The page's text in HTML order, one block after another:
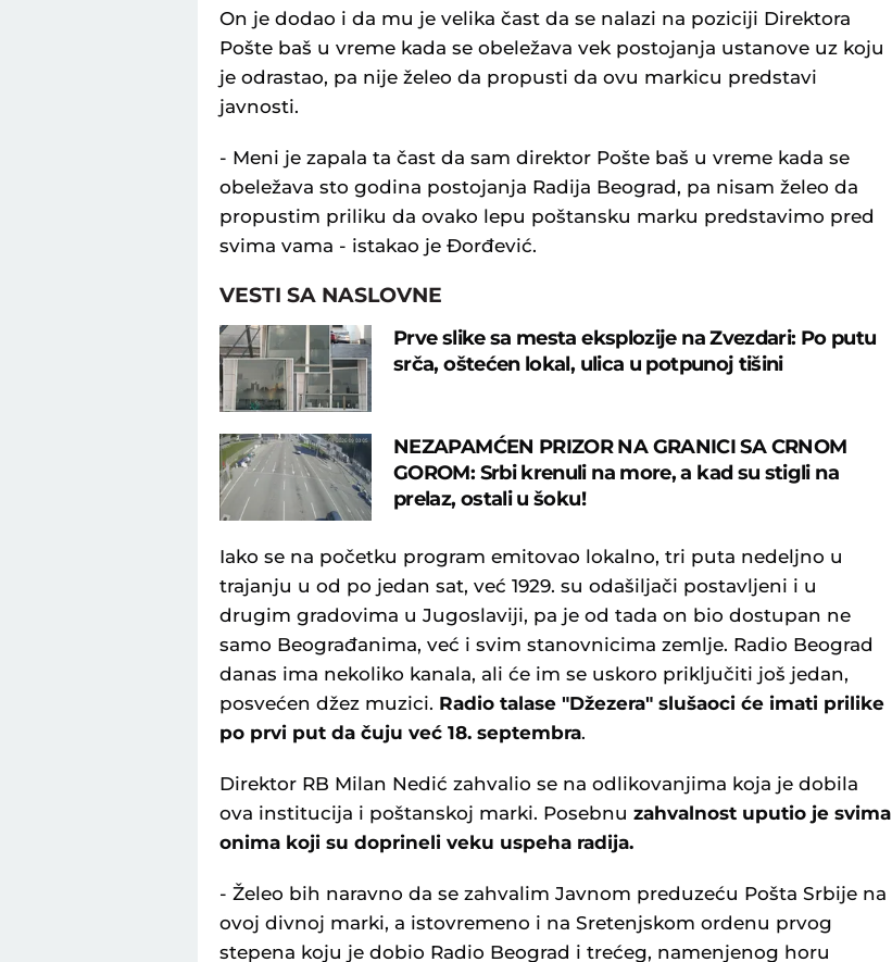
On je dodao i da mu je velika čast da se nalazi na poziciji Direktora
Pošte baš u vreme kada se obeležava vek postojanja ustanove uz koju
je odrastao, pa nije želeo da propusti da ovu markicu predstavi
javnosti.
- Meni je zapala ta čast da sam direktor Pošte baš u vreme kada se
obeležava sto godina postojanja Radija Beograd, pa nisam želeo da
propustim priliku da ovako lepu poštansku marku predstavimo pred
svima vama - istakao je Đorđević.
VESTI SA NASLOVNE
Prve slike sa mesta eksplozije na Zvezdari: Po putu
srča, oštećen lokal, ulica u potpunoj tišini
NEZAPAMĆEN PRIZOR NA GRANICI SA CRNOM
GOROM: Srbi krenuli na more, a kad su stigli na
prelaz, ostali u šoku!
Iako se na početku program emitovao lokalno, tri puta nedeljno u
trajanju u od po jedan sat, već 1929. su odašiljači postavljeni i u
drugim gradovima u Jugoslaviji, pa je od tada on bio dostupan ne
samo Beograđanima, već i svim stanovnicima zemlje. Radio Beograd
danas ima nekoliko kanala, ali će im se uskoro priključiti još jedan,
posvećen džez muzici. Radio talase "Džezera" slušaoci će imati prilike
po prvi put da čuju već 18. septembra.
Direktor RB Milan Nedić zahvalio se na odlikovanjima koja je dobila
ova institucija i poštanskoj marki. Posebnu zahvalnost uputio je svima
onima koji su doprineli veku uspeha radija.
- Želeo bih naravno da se zahvalim Javnom preduzeću Pošta Srbije na
ovoj divnoj marki, a istovremeno i na Sretenjskom ordenu prvog
stepena koju je dobio Radio Beograd i trećeg, namenjenog horu